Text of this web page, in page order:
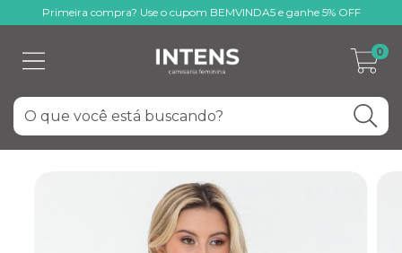
Primeira compra? Use o cupom BEMVINDA5 e ganhe 5% OFF
0